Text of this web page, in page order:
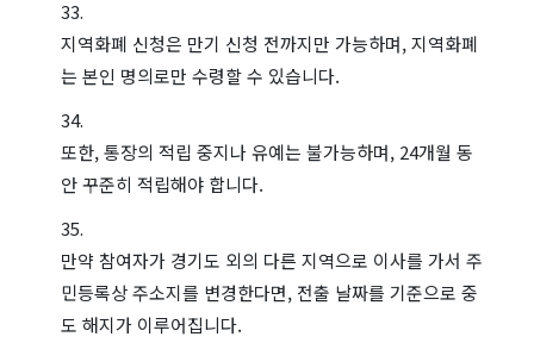
지역화폐 신청은 만기 신청 전까지만 가능하며, 지역화폐
는 본인 명의로만 수령할 수 있습니다.
또한, 통장의 적립 중지나 유예는 불가능하며, 24개월 동
안 꾸준히 적립해야 합니다.
만약 참여자가 경기도 외의 다른 지역으로 이사를 가서 주
민등록상 주소지를 변경한다면, 전출 날짜를 기준으로 중
도 해지가 이루어집니다.